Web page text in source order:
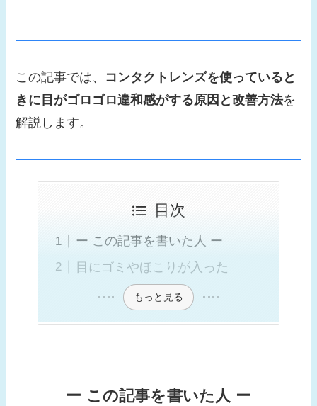
この記事では、 コンタクトレンズを使っていると
きに目がゴロゴロ違和感がする原因と改善方法を
解説します。
目次
ー この記事を書いた人 ー
目にゴミやほこりが入った
もっと見る
ー この記事を書いた人 ー